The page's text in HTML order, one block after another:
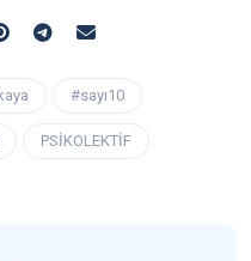
#sayı10
PSİKOLEKTİF